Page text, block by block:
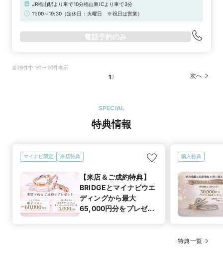
JR福山駅より車で10分福山東ICより車で3分
11:00～19:30（定休日：火曜日 ※祝日は営業）
電話予約のみ
全29件中 1件〜20件表示
12 次へ
SPECIAL
特典情報
マイナビ限定 来店特典
【来店＆ご成約特典】
BRIDGEとマイナビウエ
ディングから最大
65,000円分をプレゼン
購入特典
特典一覧